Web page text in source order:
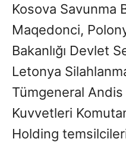
Kosova Savunma
Maqedonci,
Bakanlığı Devlet
Letonya
Tümgeneral
Kuvvetleri
Holding